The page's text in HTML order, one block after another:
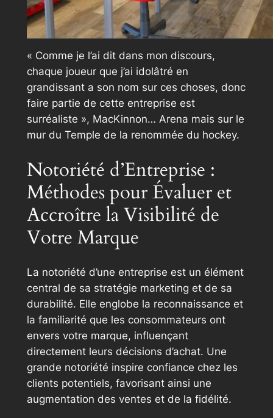
« Comme je l’ai dit dans mon discours,
chaque joueur que j’ai idolâtré en
grandissant a son nom sur ces choses, donc
faire partie de cette entreprise est
surréaliste », MacKinnon… Arena mais sur le
mur du Temple de la renommée du hockey.
Notoriété d’Entreprise :
Méthodes pour Évaluer et
Accroître la Visibilité de
Votre Marque
La notoriété d’une entreprise est un élément
central de sa stratégie marketing et de sa
durabilité. Elle englobe la reconnaissance et
la familiarité que les consommateurs ont
envers votre marque, influençant
directement leurs décisions d’achat. Une
grande notoriété inspire confiance chez les
clients potentiels, favorisant ainsi une
augmentation des ventes et de la fidélité.